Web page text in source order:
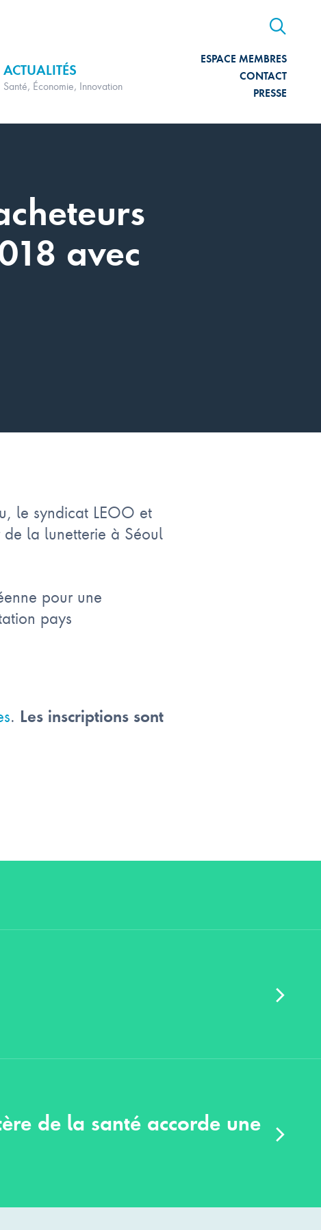
ACTUALITÉS
Santé, Économie, Innovation
ESPACE MEMBRES
CONTACT
PRESSE
avec
le syndicat LEOO et
de la lunetterie à Séoul
pour une
pays
. Les inscriptions sont
de la santé accorde une